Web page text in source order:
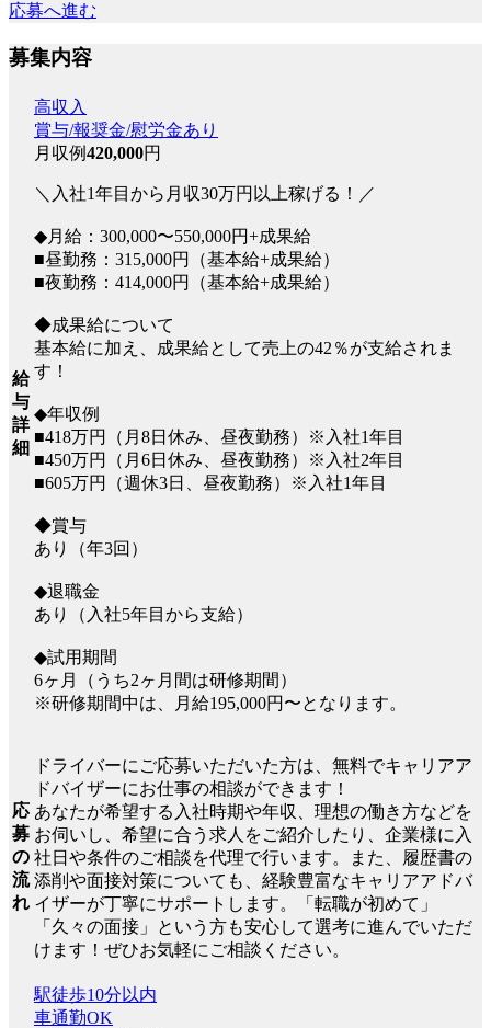
応募へ進む
募集内容
給
与
詳
細
高収入
賞与/報奨金/慰労金あり
月収例420,000円
＼入社1年目から月収30万円以上稼げる！／
◆月給：300,000〜550,000円+成果給
■昼勤務：315,000円（基本給+成果給）
■夜勤務：414,000円（基本給+成果給）
◆成果給について
基本給に加え、成果給として売上の42％が支給されま
す！
◆年収例
■418万円（月8日休み、昼夜勤務）※入社1年目
■450万円（月6日休み、昼夜勤務）※入社2年目
■605万円（週休3日、昼夜勤務）※入社1年目
◆賞与
あり（年3回）
◆退職金
あり（入社5年目から支給）
◆試用期間
6ヶ月（うち2ヶ月間は研修期間）
※研修期間中は、月給195,000円〜となります。
応
募
の
流
れ
ドライバーにご応募いただいた方は、無料でキャリアア
ドバイザーにお仕事の相談ができます！
あなたが希望する入社時期や年収、理想の働き方などを
お伺いし、希望に合う求人をご紹介したり、企業様に入
社日や条件のご相談を代理で行います。また、履歴書の
添削や面接対策についても、経験豊富なキャリアアドバ
イザーが丁寧にサポートします。「転職が初めて」
「久々の面接」という方も安心して選考に進んでいただ
けます！ぜひお気軽にご相談ください。
駅徒歩10分以内
車通勤OK